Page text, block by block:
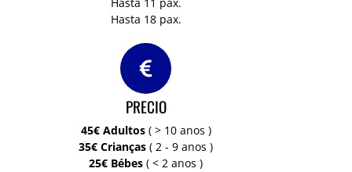
Hasta 11 pax.
Hasta 18 pax.
PRECIO
45€ Adultos( > 10 anos )
35€ Crianças ( 2 - 9 anos )
25€ Bébes ( < 2 anos )